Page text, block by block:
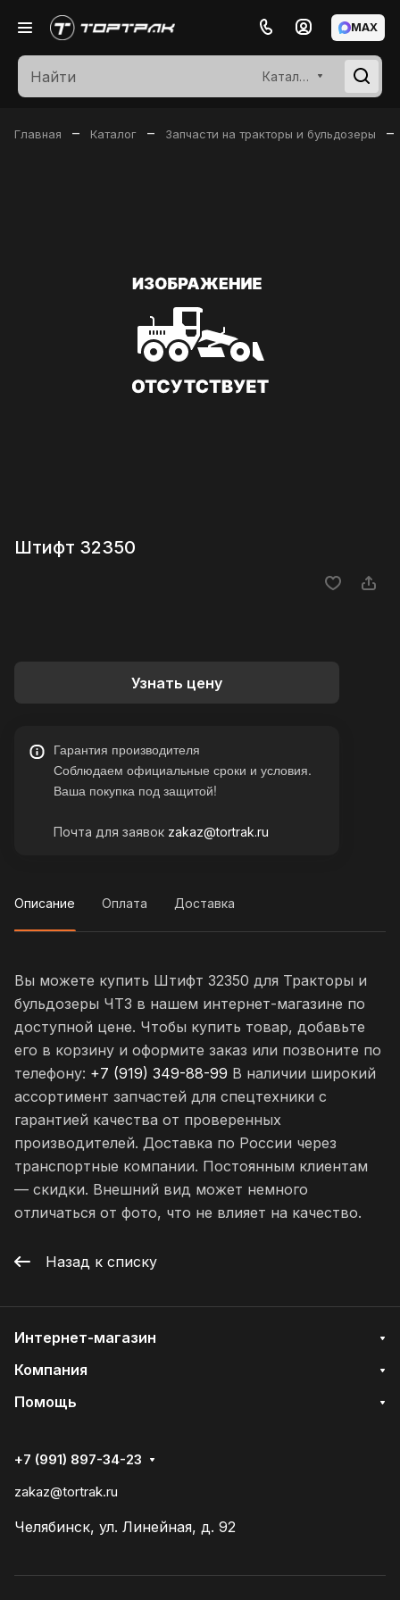
Каталог
MAX
Главная – Каталог – Запчасти на тракторы и бульдозеры –
Штифт 32350
Узнать цену
Гарантия производителя
Соблюдаем официальные сроки и условия.
Ваша покупка под защитой!
Почта для заявок zakaz@tortrak.ru
Описание Оплата Доставка
Вы можете купить Штифт 32350 для Тракторы и
бульдозеры ЧТЗ в нашем интернет-магазине по
доступной цене. Чтобы купить товар, добавьте
его в корзину и оформите заказ или позвоните по
телефону: +7 (919) 349-88-99 В наличии широкий
ассортимент запчастей для спецтехники с
гарантией качества от проверенных
производителей. Доставка по России через
транспортные компании. Постоянным клиентам
— скидки. Внешний вид может немного
отличаться от фото, что не влияет на качество.
Назад к списку
Интернет-магазин
Компания
Помощь
+7 (991) 897-34-23
zakaz@tortrak.ru
Челябинск, ул. Линейная, д. 92